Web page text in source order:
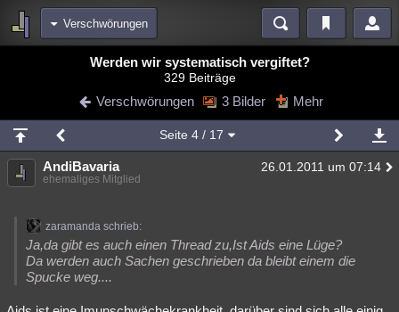
Verschwörungen
Blogs Videos
Chat Wiki Neuigkeiten
meine Rubriken
Menschen Wissenschaft Mystery Kriminalfälle
Natur Umfragen Unterhaltung
weitere Rubriken
Werden wir systematisch vergiftet?
329 Beiträge
Verschwörungen 3 Bilder Mehr
Seite 4/ 17
AndiBavaria 26.01.2011 um 07:14
ehemaliges Mitglied
zaramanda schrieb:
Ja,da gibt es auch einen Thread zu,Ist Aids eine Lüge?
Da werden auch Sachen geschrieben da bleibt einem die
Spucke weg....